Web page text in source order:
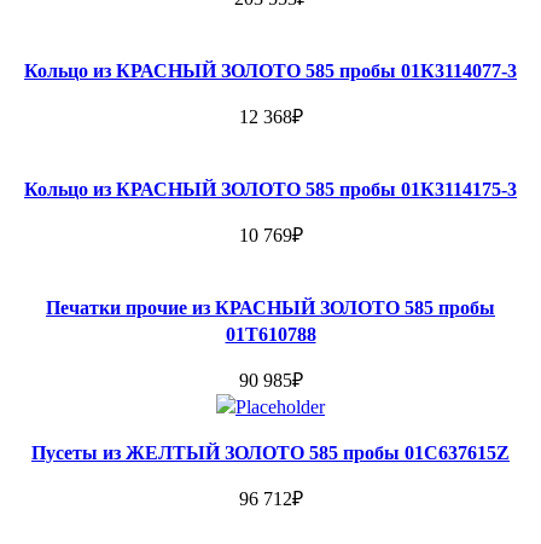
Кольцо из КРАСНЫЙ ЗОЛОТО 585 пробы 01К3114077-3
12 368₽
Кольцо из КРАСНЫЙ ЗОЛОТО 585 пробы 01К3114175-3
10 769₽
Печатки прочие из КРАСНЫЙ ЗОЛОТО 585 пробы
01Т610788
90 985₽
Пусеты из ЖЕЛТЫЙ ЗОЛОТО 585 пробы 01С637615Z
96 712₽